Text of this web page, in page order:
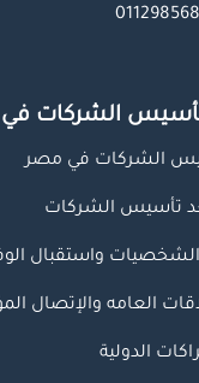
تأسيس الشركات
الشركات في مصر
تأسيس الشركات
واستقبال
العامه والإتصال
الدولية